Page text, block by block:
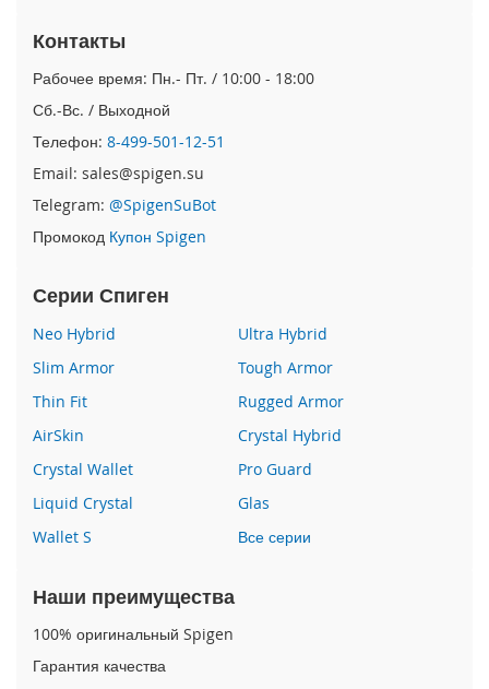
o
n
e
A
i
r
i
P
h
e
7
P
h
o
n
1
6
P
o
a
Контакты
Рабочее время: Пн.- Пт. / 10:00 - 18:00
Сб.-Вс. / Выходной
Телефон: 8-499-501-12-51
Email: sales@spigen.su
Telegram: @SpigenSuBot
Промокод Купон Spigen
Серии Спиген
Neo Hybrid
Ultra Hybrid
Slim Armor
Tough Armor
Thin Fit
Rugged Armor
AirSkin
Crystal Hybrid
Crystal Wallet
Pro Guard
Liquid Crystal
Glas
Wallet S
Все серии
Наши преимущества
100% оригинальный Spigen
Гарантия качества